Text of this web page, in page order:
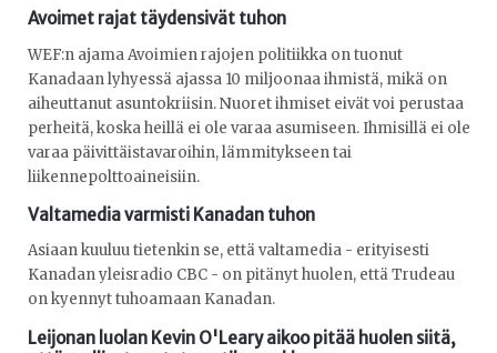
Avoimet rajat täydensivät tuhon
WEF:n ajama Avoimien rajojen politiikka on tuonut
Kanadaan lyhyessä ajassa 10 miljoonaa ihmistä, mikä on
aiheuttanut asuntokriisin. Nuoret ihmiset eivät voi perustaa
perheitä, koska heillä ei ole varaa asumiseen. Ihmisillä ei ole
varaa päivittäistavaroihin, lämmitykseen tai
liikennepolttoaineisiin.
Valtamedia varmisti Kanadan tuhon
Asiaan kuuluu tietenkin se, että valtamedia - erityisesti
Kanadan yleisradio CBC - on pitänyt huolen, että Trudeau
on kyennyt tuhoamaan Kanadan.
Leijonan luolan Kevin O'Leary aikoo pitää huolen siitä,